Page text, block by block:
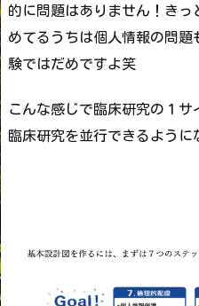
的に問題はありません！き
めてるうちは個人情報の問
験ではだめですよ笑
こんな感じで臨床研究の１
臨床研究を並行できるように